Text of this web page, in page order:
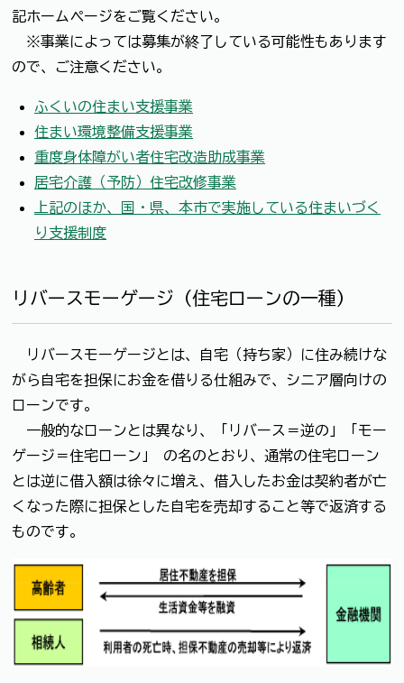
記ホームページをご覧ください。
※事業によっては募集が終了している可能性もあります
ので、ご注意ください。
ふくいの住まい支援事業
住まい環境整備支援事業
重度身体障がい者住宅改造助成事業
居宅介護（予防）住宅改修事業
上記のほか、国・県、本市で実施している住まいづく
り支援制度
リバースモーゲージ（住宅ローンの一種）
リバースモーゲージとは、自宅（持ち家）に住み続けな
がら自宅を担保にお金を借りる仕組みで、シニア層向けの
ローンです。
一般的なローンとは異なり、「リバース＝逆の」「モー
ゲージ＝住宅ローン」 の名のとおり、通常の住宅ローン
とは逆に借入額は徐々に増え、借入したお金は契約者が亡
くなった際に担保とした自宅を売却すること等で返済する
ものです。